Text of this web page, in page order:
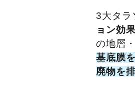
3大タラ
ョン効
の地層
基底膜
廃物を